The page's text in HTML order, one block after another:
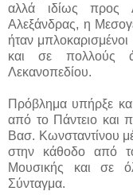
αλλά ιδίως προς
Αλεξάνδρας, η
ήταν
και σε πολλούς
Λεκανοπεδίου.
Πρόβλημα υπήρξε
από το Πάντειο και
Βασ. Κωνσταντίνου
στην κάθοδο από
Μουσικής και σε
Σύνταγμα.